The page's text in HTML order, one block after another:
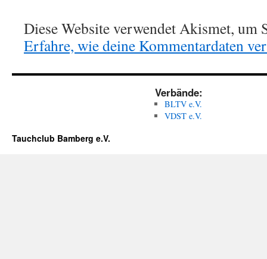
Diese Website verwendet Akismet, um
Erfahre, wie deine Kommentardaten
Verbände:
BLTV e.V.
VDST e.V.
Tauchclub Bamberg e.V.